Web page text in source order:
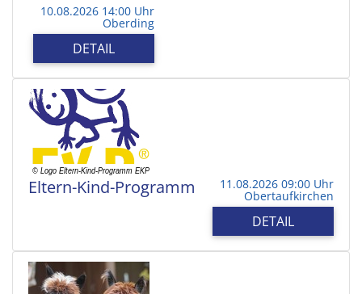
10.08.2026 14:00 Uhr
Oberding
DETAIL
Eltern-Kind-Programm 11.08.2026 09:00 Uhr
Obertaufkirchen
DETAIL